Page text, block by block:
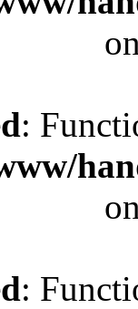
:
: